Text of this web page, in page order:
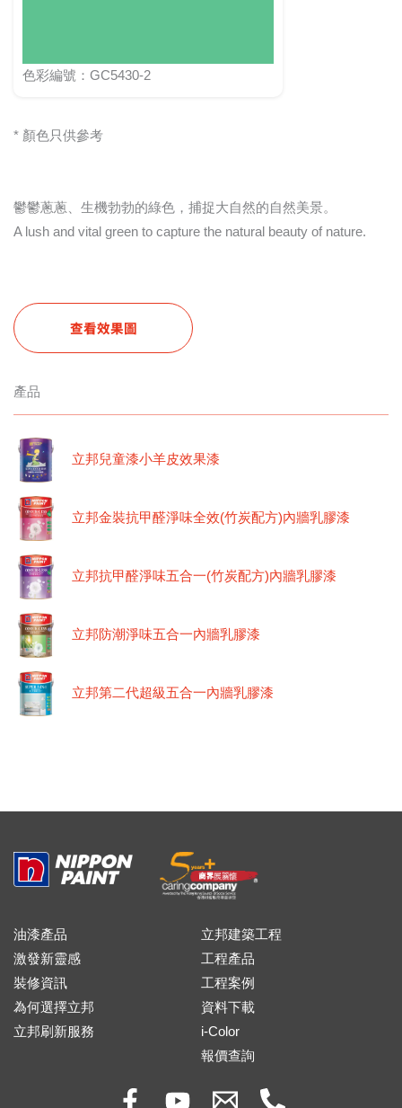
色彩編號：GC5430-2
* 顏色只供參考
鬱鬱蔥蔥、生機勃勃的綠色，捕捉大自然的自然美景。
A lush and vital green to capture the natural beauty of nature.
查看效果圖
產品
立邦兒童漆小羊皮效果漆
立邦金裝抗甲醛淨味全效(竹炭配方)內牆乳膠漆
立邦抗甲醛淨味五合一(竹炭配方)內牆乳膠漆
立邦防潮淨味五合一內牆乳膠漆
立邦第二代超級五合一內牆乳膠漆
油漆產品
激發新靈感
裝修資訊
為何選擇立邦
立邦刷新服務
立邦建築工程
工程產品
工程案例
資料下載
i-Color
報價查詢